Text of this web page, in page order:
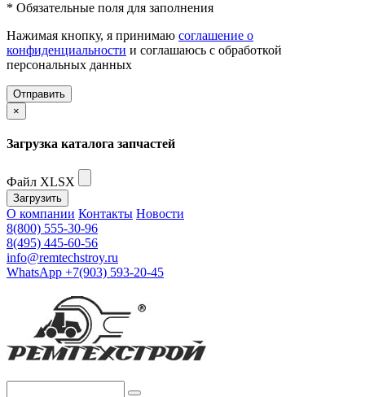
* Обязательные поля для заполнения
Нажимая кнопку, я принимаю соглашение о
конфиденциальности и соглашаюсь с обработкой
персональных данных
Отправить
×
Загрузка каталога запчастей
Файл XLSX
Загрузить
О компании Контакты Новости
8(800) 555-30-96
8(495) 445-60-56
info@remtechstroy.ru
WhatsApp +7(903) 593-20-45